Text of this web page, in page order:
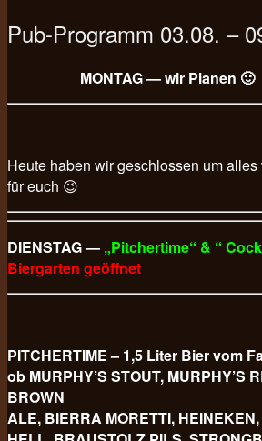
Pub-Programm 03.08. –
MONTAG — wir Planen 🙂
Heute haben wir geschlossen um
für euch 😉
DIENSTAG — „Pitchertime“ & “
Biergarten geöffnet
PITCHERTIME – 1,5 Liter Bier vom
ob MURPHY’S STOUT, MURPHY’S
BROWN
ALE, BIERRA MORETTI,